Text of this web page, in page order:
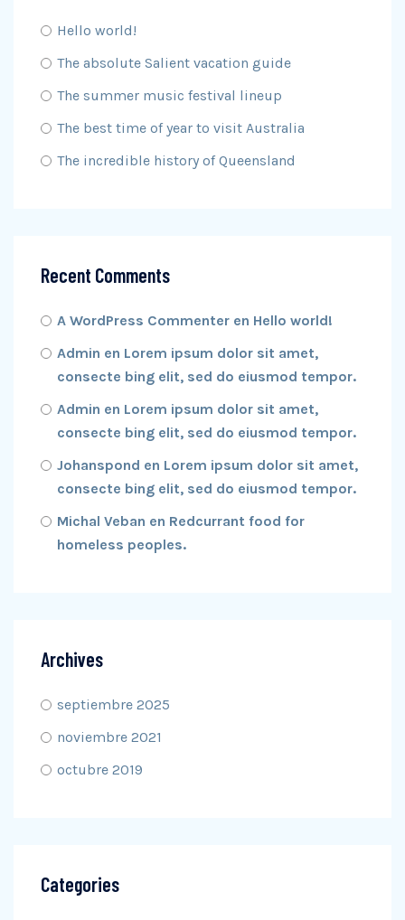
Hello world!
The absolute Salient vacation guide
The summer music festival lineup
The best time of year to visit Australia
The incredible history of Queensland
Recent Comments
A WordPress Commenter en Hello world!
Admin en Lorem ipsum dolor sit amet,
consecte bing elit, sed do eiusmod tempor.
Admin en Lorem ipsum dolor sit amet,
consecte bing elit, sed do eiusmod tempor.
Johanspond en Lorem ipsum dolor sit amet,
consecte bing elit, sed do eiusmod tempor.
Michal Veban en Redcurrant food for
homeless peoples.
Archives
septiembre 2025
noviembre 2021
octubre 2019
Categories